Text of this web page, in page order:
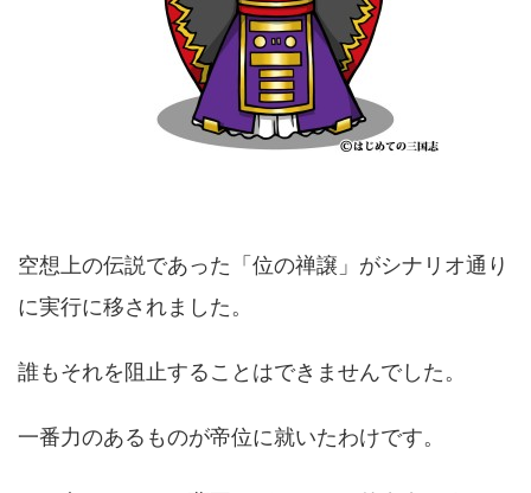
空想上の伝説であった「位の禅譲」がシナリオ通り
に実行に移されました。
誰もそれを阻止することはできませんでした。
一番力のあるものが帝位に就いたわけです。